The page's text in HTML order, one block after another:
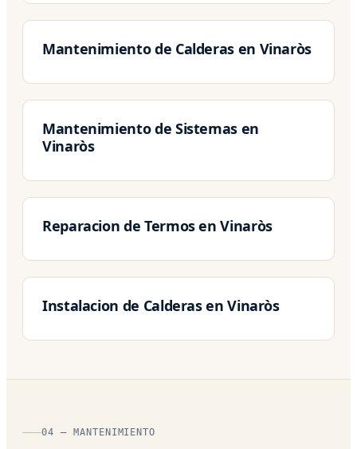
Mantenimiento de Calderas en Vinaròs
Mantenimiento de Sistemas en
Vinaròs
Reparacion de Termos en Vinaròs
Instalacion de Calderas en Vinaròs
04 — MANTENIMIENTO